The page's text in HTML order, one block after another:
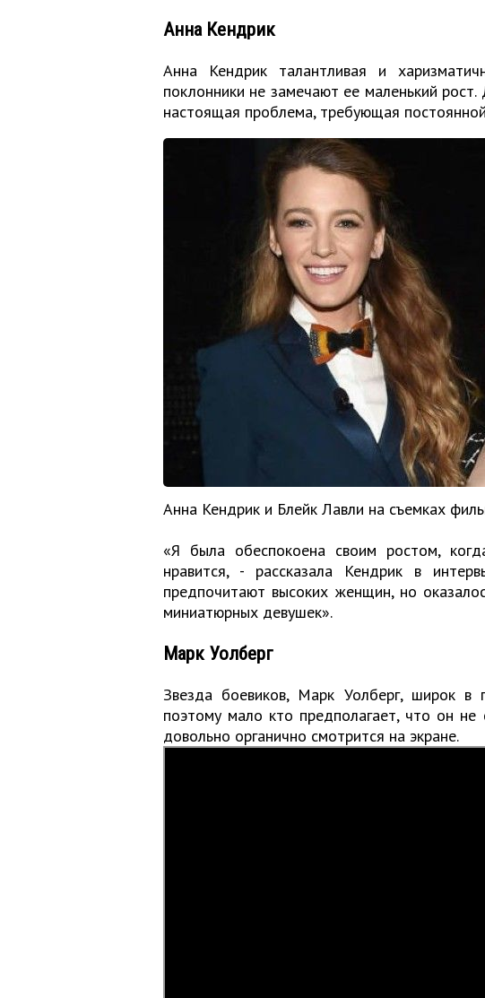
Анна Кендрик
Анна Кендрик талантливая и
поклонники не замечают ее маленький
настоящая проблема, требующая
Анна Кендрик и Блейк Лавли на съемках
«Я была обеспокоена своим ростом,
нравится, - рассказала Кендрик в
предпочитают высоких женщин, но
миниатюрных девушек».
Марк Уолберг
Звезда боевиков, Марк Уолберг, широк в
поэтому мало кто предполагает, что он
довольно органично смотрится на экране.